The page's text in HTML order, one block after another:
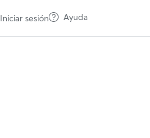
Iniciar sesión Ayuda